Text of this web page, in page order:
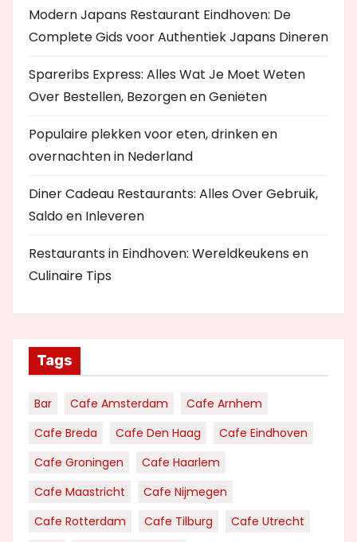
Modern Japans Restaurant Eindhoven: De
Complete Gids voor Authentiek Japans Dineren
Spareribs Express: Alles Wat Je Moet Weten
Over Bestellen, Bezorgen en Genieten
Populaire plekken voor eten, drinken en
overnachten in Nederland
Diner Cadeau Restaurants: Alles Over Gebruik,
Saldo en Inleveren
Restaurants in Eindhoven: Wereldkeukens en
Culinaire Tips
Tags
Bar Cafe Amsterdam
Cafe Arnhem
Cafe Breda
Cafe Den Haag
Cafe Eindhoven
Cafe Groningen
Cafe Haarlem
Cafe Maastricht
Cafe Nijmegen
Cafe Rotterdam
Cafe Tilburg Cafe Utrecht